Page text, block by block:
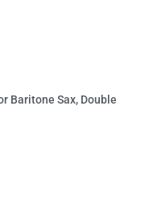
Baritone Sax, Double